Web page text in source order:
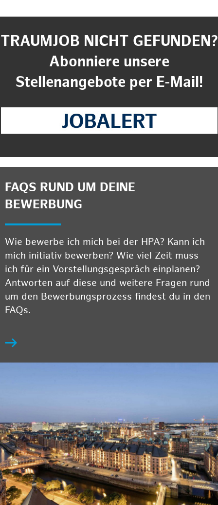
TRAUMJOB NICHT GEFUNDEN?
Abonniere unsere
Stellenangebote per E-Mail!
FAQS RUND UM DEINE
BEWERBUNG
Wie bewerbe ich mich bei der HPA? Kann ich
mich initiativ bewerben? Wie viel Zeit muss
ich für ein Vorstellungsgespräch einplanen?
Antworten auf diese und weitere Fragen rund
um den Bewerbungsprozess findest du in den
FAQs.